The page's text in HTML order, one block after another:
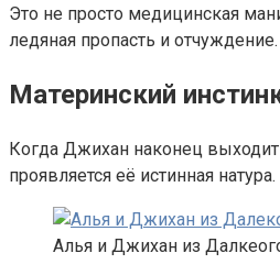
Это не просто медицинская
ледяная пропасть и
Материнский
Когда Джихан наконец выходит
проявляется её истинная
Алья и Джихан из